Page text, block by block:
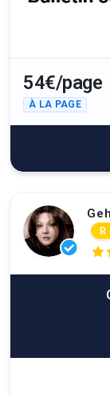
54€/page
À LA PAGE